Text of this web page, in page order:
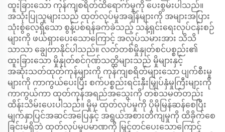
ထူးခြားသော ကုန်ကျစရိတ်ထိရောက်မှုကို ပေးစွမ်းပါသည်။
အသုံးပြုသူများသည် ထုတ်လုပ်မှုအချိန်များကို အများအပြား
သုံးစွဲလေ့ရှိသော စွန့်ပစ်ရန်ခက်ခဲသည့် သန့်ရှင်းရေးလုပ်ငန်းစဉ်
များကို ဖယ်ရှားပေးသောကြောင့် အလုပ်သမားအား သိသိ
သာသာ ချွေတာနိုင်ပါသည်။ လတ်တစ်မှိုနှုတ်စင်ပစ္စည်း၏
ထူးခြားသော မှိုနှုတ်စင်ဂုဏ်သတ္တိများသည် မှိုများနှင့်
အဆုံးသတ်ထုတ်ကုန်များကို ကုန်ကျစရိတ်များသော ပျက်စီးမှု
များကို ကာကွယ်ပေးပြီး စက်ပစ္စည်းရင်းနှီးမြှုပ်နှံမှုကြီးများကို
ကာကွယ်ကာ ထုတ်ကုန်အရည်အသွေးကို တစ်သမတ်တည်း
ထိန်းသိမ်းပေးပါသည်။ မှိုမှ ထုတ်လုပ်မှုကို ပိုမိုမြန်ဆန်စေပြီး
မျက်နှာပြင်အဆင်အပြေနှင့် အရွယ်အစားတိကျမှုကို ထိခိုက်စေ
ခြင်းမရှိဘဲ ထုတ်လုပ်မှုပမာဏကို မြှင့်တင်ပေးသောကြောင့်